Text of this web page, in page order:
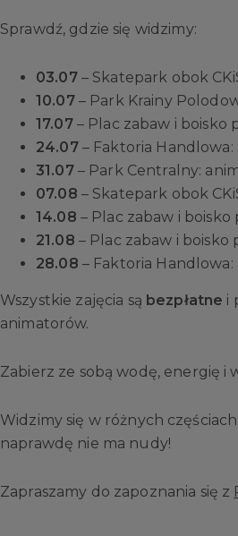
Sprawdź, gdzie się widzimy:
03.07– Skatepark obok
10.07– Park Krainy
17.07– Plac zabaw i boisko
24.07– Faktoria
31.07– Park Centralny:
07.08 – Skatepark obok
14.08 – Plac zabaw i
21.08 – Plac zabaw i boisko
28.08 – Faktoria Handlowa:
Wszystkie zajęcia są bezpłatne i
animatorów.
Zabierz ze sobą wodę, energię i
Widzimy się w różnych
naprawdę nie ma nudy!
Zapraszamy do zapoznania się z